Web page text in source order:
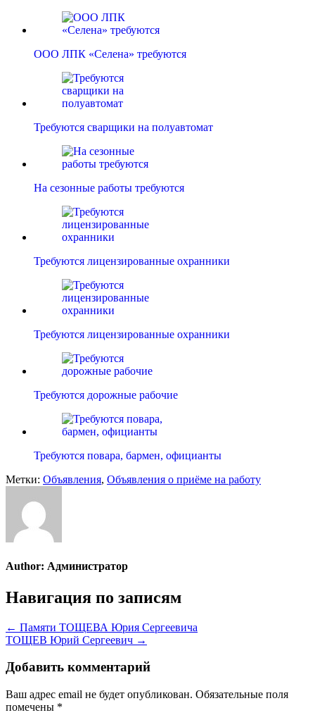
ООО ЛПК «Селена» требуются
Требуются сварщики на полуавтомат
На сезонные работы требуются
Требуются лицензированные охранники
Требуются лицензированные охранники
Требуются дорожные рабочие
Требуются повара, бармен, официанты
Метки: Объявления, Объявления о приёме на работу
Author: Администратор
Навигация по записям
← Памяти ТОЩЕВА Юрия Сергеевича
ТОЩЕВ Юрий Сергеевич →
Добавить комментарий
Ваш адрес email не будет опубликован. Обязательные поля
помечены *